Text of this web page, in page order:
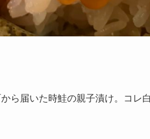
ら届いた時鮭の親子漬け。コレ